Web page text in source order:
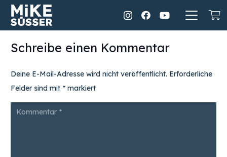
Schreibe einen Kommentar
Deine E-Mail-Adresse wird nicht veröffentlicht. Erforderliche
Felder sind mit * markiert